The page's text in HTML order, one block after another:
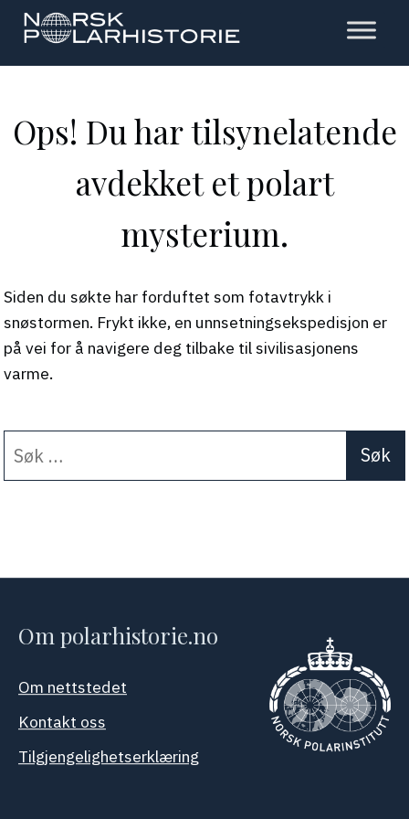
Hopp
hovedinnholdet
Polarhistorie
Ops! Du har tilsynelatende
avdekket et polart
mysterium.
Siden du søkte har forduftet som fotavtrykk i
snøstormen. Frykt ikke, en unnsetningsekspedisjon er
på vei for å navigere deg tilbake til sivilisasjonens
varme.
etter:
When autocomplete
Om polarhistorie.no
Om nettstedet
Kontakt oss
Tilgjengelighetserklæring